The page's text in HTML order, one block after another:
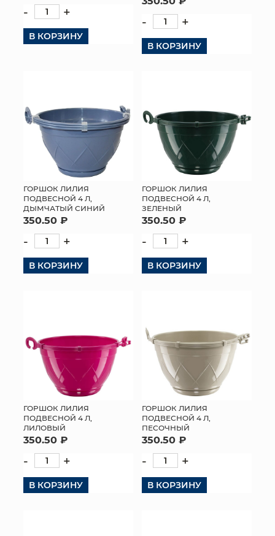
- +
В КОРЗИНУ
- +
В КОРЗИНУ
ГОРШОК ЛИЛИЯ
ПОДВЕСНОЙ 4 Л,
ДЫМЧАТЫЙ СИНИЙ
350.50 ₽
- +
В КОРЗИНУ
ГОРШОК ЛИЛИЯ
ПОДВЕСНОЙ 4 Л,
ЗЕЛЕНЫЙ
350.50 ₽
- +
В КОРЗИНУ
ГОРШОК ЛИЛИЯ
ПОДВЕСНОЙ 4 Л,
ЛИЛОВЫЙ
350.50 ₽
- +
В КОРЗИНУ
ГОРШОК ЛИЛИЯ
ПОДВЕСНОЙ 4 Л,
ПЕСОЧНЫЙ
350.50 ₽
- +
В КОРЗИНУ